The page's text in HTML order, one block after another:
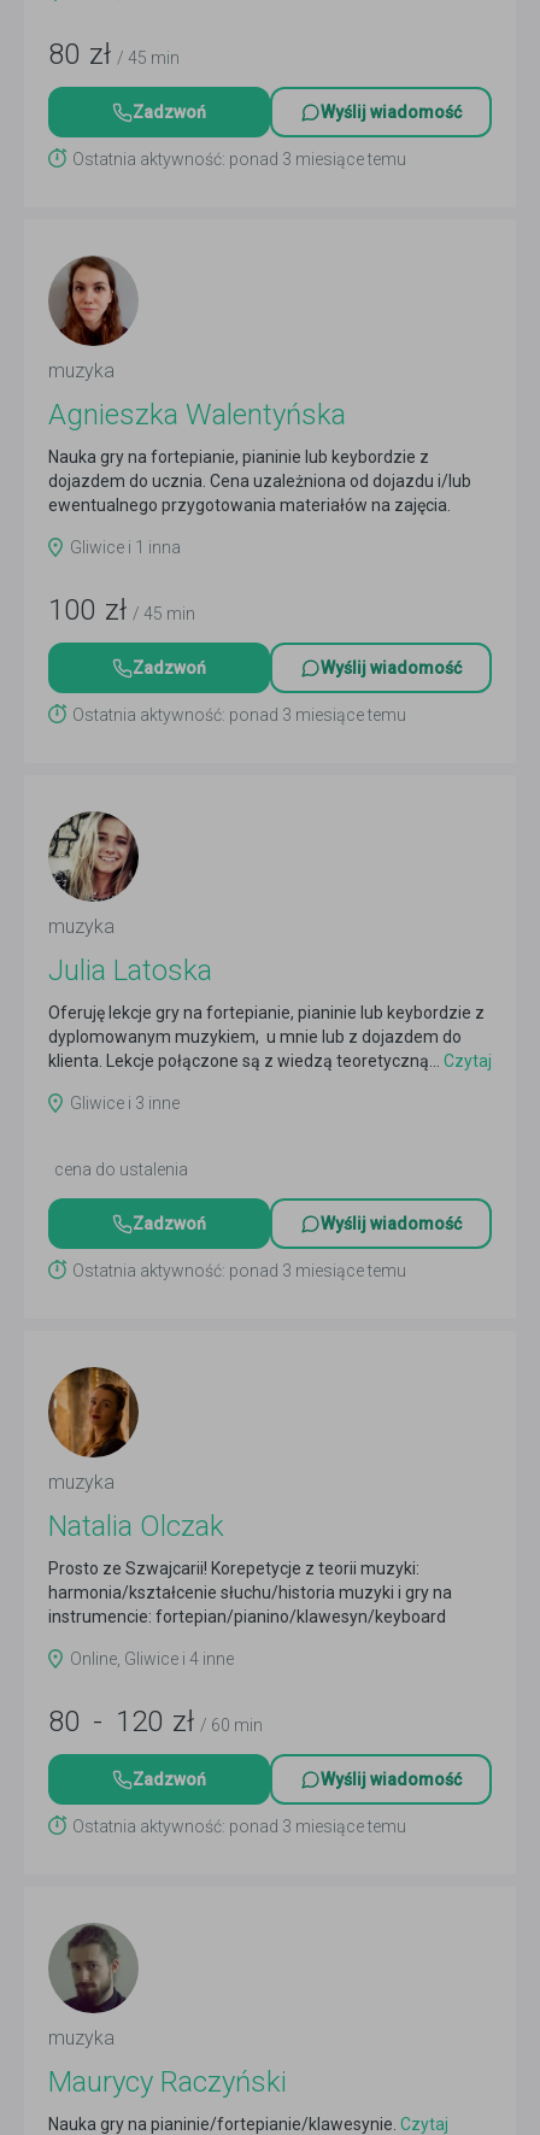
80 zł / 45 min
Zadzwoń Wyślij wiadomość
Ostatnia aktywność: ponad 3 miesiące temu
muzyka
Agnieszka Walentyńska
Nauka gry na fortepianie, pianinie lub keybordzie z
dojazdem do ucznia. Cena uzależniona od dojazdu i/lub
ewentualnego przygotowania materiałów na zajęcia.
Gliwice i 1 inna
100 zł / 45 min
Zadzwoń Wyślij wiadomość
Ostatnia aktywność: ponad 3 miesiące temu
muzyka
Julia Latoska
Oferuję lekcje gry na fortepianie, pianinie lub keybordzie z
dyplomowanym muzykiem, u mnie lub z dojazdem do
klienta. Lekcje połączone są z wiedzą teoretyczną...
Czytaj
Gliwice i 3 inne
cena do ustalenia
Zadzwoń Wyślij wiadomość
Ostatnia aktywność: ponad 3 miesiące temu
muzyka
Natalia Olczak
Prosto ze Szwajcarii! Korepetycje z teorii muzyki:
harmonia/kształcenie słuchu/historia muzyki i gry na
instrumencie: fortepian/pianino/klawesyn/keyboard
Online, Gliwice i 4 inne
80 - 120 zł / 60 min
Zadzwoń Wyślij wiadomość
Ostatnia aktywność: ponad 3 miesiące temu
muzyka
Maurycy Raczyński
Nauka gry na pianinie/fortepianie/klawesynie. Czytaj